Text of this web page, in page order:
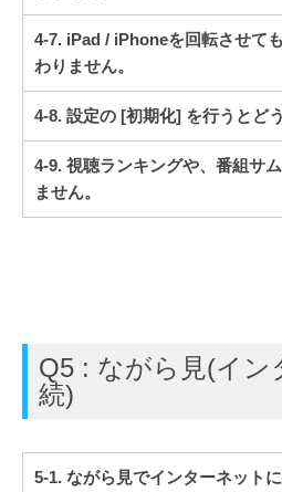
4-7. iPad / iPhoneを回転させて
わりません。
4-8. 設定の [初期化] を行うとど
4-9. 視聴ランキングや、番組サ
ません。
Q5 : ながら見(イン
続)
5-1. ながら見でインターネット